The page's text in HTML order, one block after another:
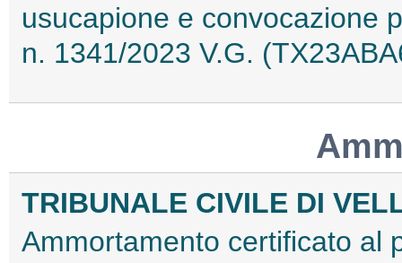
usucapione e convocazione
n. 1341/2023 V.G.
TRIBUNALE CIVILE DI
Ammortamento certificato al